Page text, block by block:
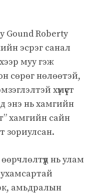
Gound Roberty
эсрэг санал
муу гэж
сөрөг нөлөөтэй,
хүмүүст
энэ нь хамгийн
хамгийн сайн
зориулсан.
нь улам
амьдралын